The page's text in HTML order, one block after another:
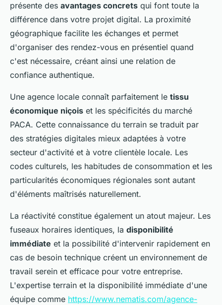
présente des avantages concrets qui font toute la
différence dans votre projet digital. La proximité
géographique facilite les échanges et permet
d'organiser des rendez-vous en présentiel quand
c'est nécessaire, créant ainsi une relation de
confiance authentique.
Une agence locale connaît parfaitement le tissu
économique niçois et les spécificités du marché
PACA. Cette connaissance du terrain se traduit par
des stratégies digitales mieux adaptées à votre
secteur d'activité et à votre clientèle locale. Les
codes culturels, les habitudes de consommation et les
particularités économiques régionales sont autant
d'éléments maîtrisés naturellement.
La réactivité constitue également un atout majeur. Les
fuseaux horaires identiques, la disponibilité
immédiate et la possibilité d'intervenir rapidement en
cas de besoin technique créent un environnement de
travail serein et efficace pour votre entreprise.
L'expertise terrain et la disponibilité immédiate d'une
équipe comme https://www.nematis.com/agence-